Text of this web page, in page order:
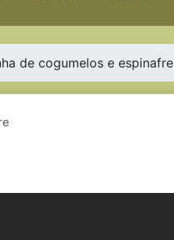
de cogumelos e espinafre